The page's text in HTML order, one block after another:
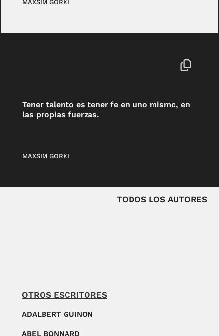
MAXSIM GORKI
Tener talento es tener fe en uno mismo, en
las propias fuerzas.
MAXSIM GORKI
TODOS LOS AUTORES
OTROS ESCRITORES
ADALBERT GUINON
ABEL BONNARD